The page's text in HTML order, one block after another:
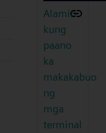
Alamin
kung
paano
ka
makakabuo
ng
mga
terminal